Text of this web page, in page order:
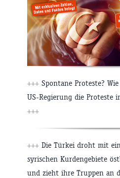
+++ Spontane Proteste?
US-Regierung die Proteste
+++
+++ Die Türkei droht mit
syrischen Kurdengebiete
und zieht ihre Truppen an